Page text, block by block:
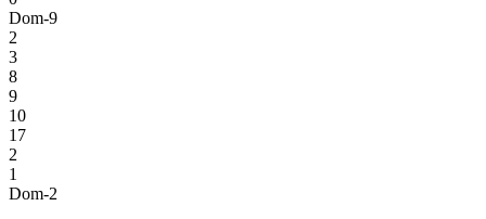
Dom-9
2
3
8
9
10
17
2
1
Dom-2